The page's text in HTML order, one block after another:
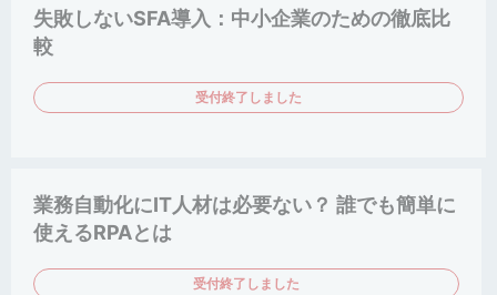
失敗しないSFA導入：中小企業のための徹底比
較
受付終了しました
業務自動化にIT人材は必要ない？ 誰でも簡単に
使えるRPAとは
受付終了しました